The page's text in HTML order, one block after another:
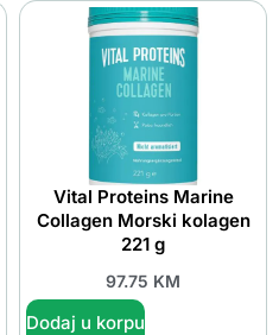
Vital Proteins Marine
Collagen Morski kolagen
221 g
97.75 KM
Dodaj u korpu